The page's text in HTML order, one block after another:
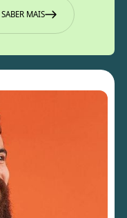
SABER MAIS